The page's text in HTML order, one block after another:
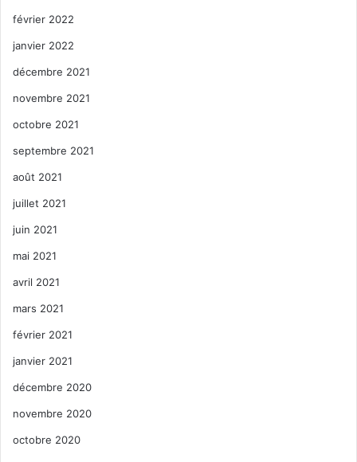
février 2022
janvier 2022
décembre 2021
novembre 2021
octobre 2021
septembre 2021
août 2021
juillet 2021
juin 2021
mai 2021
avril 2021
mars 2021
février 2021
janvier 2021
décembre 2020
novembre 2020
octobre 2020